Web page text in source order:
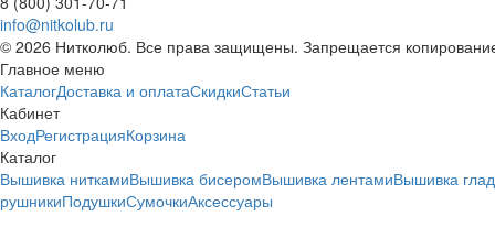
info@nitkolub.ru
© 2026 Нитколюб. Все права защищены. Запрещается
Главное меню
КаталогДоставка и оплатаСкидкиСтатьи
Кабинет
ВходРегистрацияКорзина
Каталог
Вышивка ниткамиВышивка бисеромВышивка лентамиВышивка
рушникиПодушкиСумочкиАксессуары